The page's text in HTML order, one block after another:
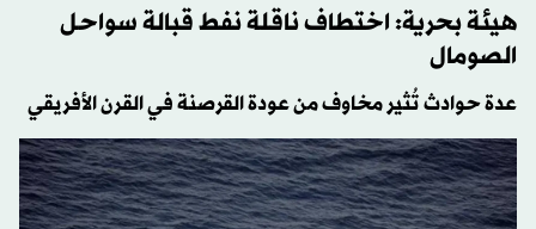
هيئة بحرية: اختطاف ناقلة نفط قبالة سواحل
الصومال
عدة حوادث تُثير مخاوف من عودة القرصنة في القرن الأفريقي